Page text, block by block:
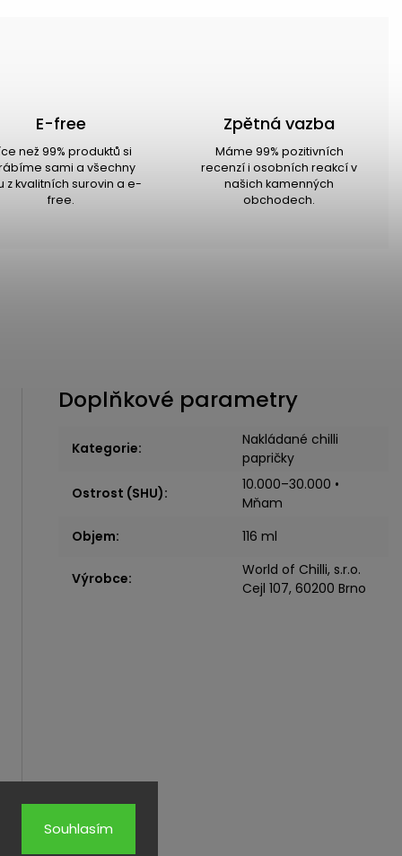
Souhlasím
E-free
než 99% produktů si
sami a všechny
z kvalitních surovin a e-
free.
Zpětná vazba
Máme 99% pozitivních
recenzí i osobních reakcí v
našich kamenných
obchodech.
Doplňkové parametry
Kategorie:
Nakládané chilli
papričky
Ostrost (SHU):
10.000–30.000 •
Mňam
Objem: 116 ml
Výrobce:
World of Chilli, s.r.o.
Cejl 107, 60200 Brno